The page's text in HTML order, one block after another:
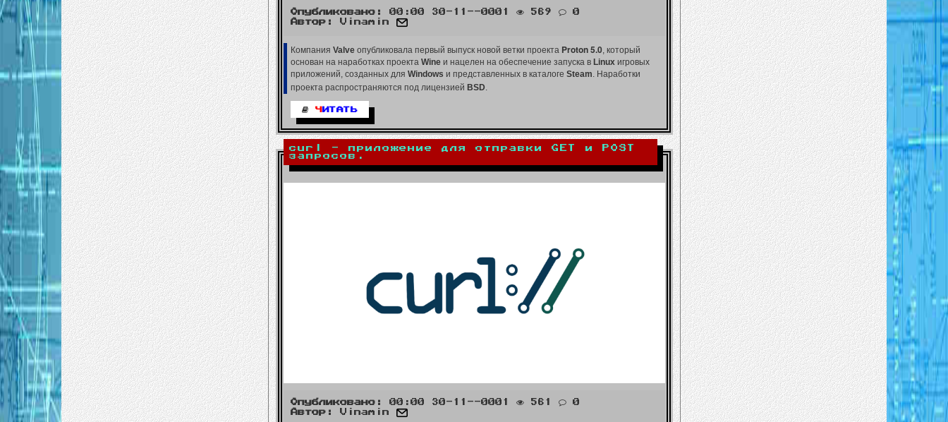
Опубликовано: 00:00 30-11--0001 569
0
Автор:
Vinamin
Компания Valve опубликовалапервый выпуск новой ветки проекта Proton 5.0, который
основан на наработках проекта Wineи нацелен на обеспечение запуска в Linuxигровых
приложений, созданных для Windows и представленных в каталоге Steam. Наработки
проекта распространяются под лицензией BSD.
Ч ИТАТЬ
curl - приложение для отправки GET и POST
запросов.
Опубликовано: 00:00 30-11--0001 561
0
Автор:
Vinamin